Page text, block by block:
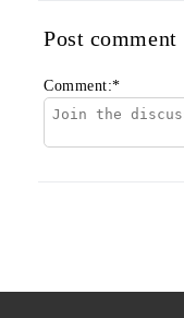
Post comment
Comment:*